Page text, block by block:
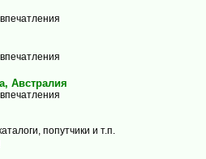
Австралия
попутчики и т.п.